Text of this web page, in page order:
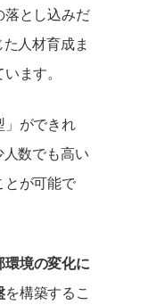
落とし込みだ
人材育成ま
ます。
」ができれ
数でも高い
とが可能で
環境の変化に
を構築するこ